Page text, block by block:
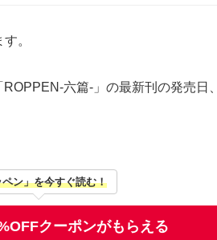
。
六篇-」の最新刊の発売日
ン」を今すぐ読む！
クーポンがもらえる